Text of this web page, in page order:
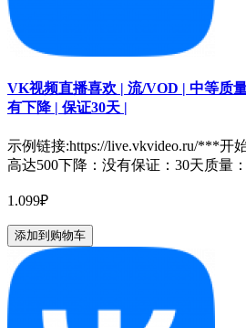
VK视频直播喜欢 | 流/VOD | 中等质
有下降 | 保证30天 |
示例链接:https://live.vkvideo.ru/***开
高达500下降：没有保证：30天质量
1.099₽
添加到购物车